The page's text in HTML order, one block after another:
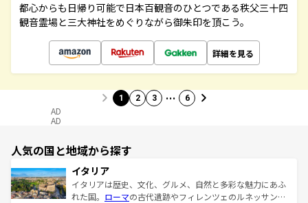
都心からも日帰り可能で日本百観音のひとつである秩父三十四
観音霊場と三大神社をめぐりながら御朱印を頂こう。
詳細を見る
1 2 3 … 6
AD
AD
人気の国と地域から探す
イタリア
イタリアは歴史、文化、グルメ、自然と多彩な魅力にあふ
れた国。 ローマの古代遺跡やフィレンツェのルネッサンス